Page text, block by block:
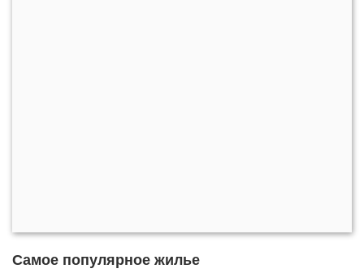
Самое популярное жилье